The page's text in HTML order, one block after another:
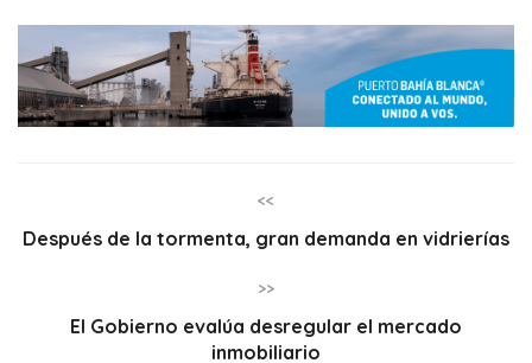
<<
Después de la tormenta, gran demanda en vidrierías
>>
El Gobierno evalúa desregular el mercado
inmobiliario